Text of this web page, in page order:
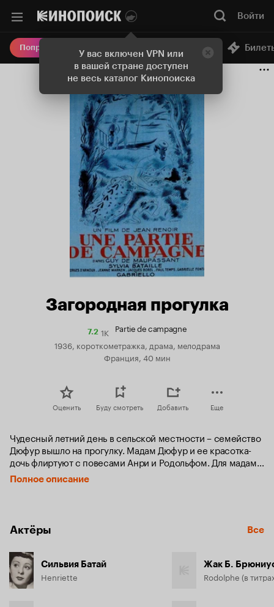
У вас включен VPN или
в вашей стране доступен
не весь каталог Кинопоиска
Войти
Попробовать Плюс Онлайн-кинотеатр
Загородная прогулка
7.2Рейтинг
1K Partie de campagne
1936, короткометражка, драма, мелодрама
Франция, 40 мин
Оценить Буду смотреть Добавить Еще
Чудесный летний день в сельской местности – семейство
Дюфур вышло на прогулку. Мадам Дюфур и ее красотка-
дочь флиртуют с повесами Анри и Родольфом. Для мадам
это лишь легкое увлечение, юная Генриетта мечтает о
большой любви. Последствия загородной прогулки
Полное описание
Актёры Все
Сильвия Батай
Henriette
Жак Б.